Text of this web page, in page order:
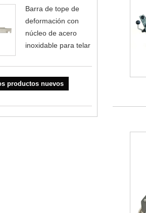
Barra de tope de
deformación con
núcleo de acero
inoxidable para telar
productos nuevos